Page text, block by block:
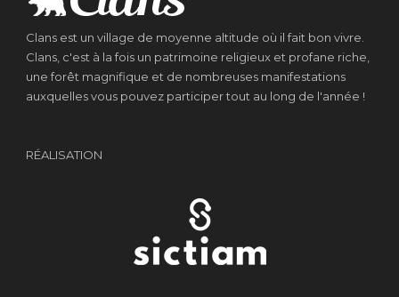
Clans est un village de moyenne altitude où il fait bon vivre.
Clans, c'est à la fois un patrimoine religieux et profane riche,
une forêt magnifique et de nombreuses manifestations
auxquelles vous pouvez participer tout au long de l'année !
RÉALISATION